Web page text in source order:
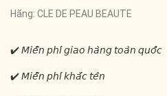
Hãng: CLE DE PEAU BEAUTE
✔️ 𝘔𝘪𝘦̂̃𝘯 𝘱𝘩𝘪́ 𝘨𝘪𝘢𝘰 𝘩𝘢̀𝘯𝘨 𝘵𝘰𝘢̀𝘯 𝘲𝘶𝘰̂́𝘤
✔️ 𝘔𝘪𝘦̂̃𝘯 𝘱𝘩𝘪́ 𝘬𝘩𝘢̆́𝘤 𝘵𝘦̂𝘯